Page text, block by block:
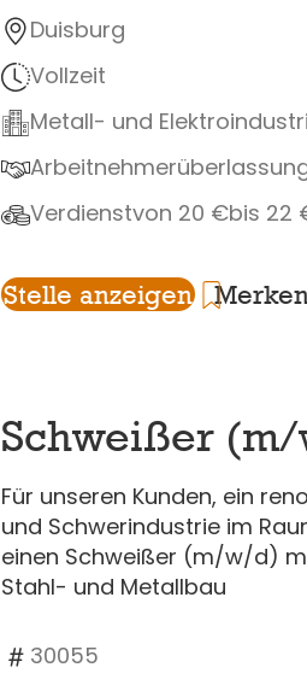
Duisburg
Vollzeit
Metall- und
Verdienstvon 20 €bis 22
Stelle anzeigen
Schweißer
Für unseren Kunden, ein
und Schwerindustrie im
einen Schweißer (m/w/d)
Stahl- und Metallbau
30055